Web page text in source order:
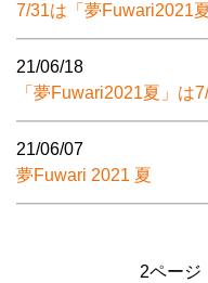
7/31は「夢Fuwari2021
21/06/18
「夢Fuwari2021夏」は
21/06/07
夢Fuwari 2021 夏
2ページ